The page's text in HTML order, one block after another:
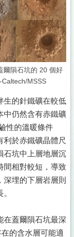
爾隕石坑的 20 個好
MSSS
生的針鐵礦在較低
中仍然含有赤鐵礦
性的溫暖條件
利於赤鐵礦晶體尺
石坑中上層地層沉
間相對較短，導致
埋的下層岩層則
在蓋爾隕石坑最深
的含水層可能適